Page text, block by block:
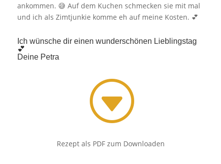
ankommen. 😅 Auf dem Kuchen schmecken sie mit mal
und ich als Zimtjunkie komme eh auf meine Kosten. 💕
Ich wünsche dir einen wunderschönen Lieblingstag
💕
Deine Petra
G
Rezept als PDF zum Downloaden